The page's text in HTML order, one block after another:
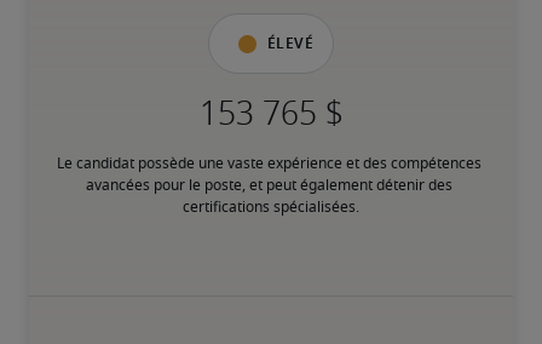
Élevé
Le candidat possède une vaste expérience et des compétences
avancées pour le poste, et peut également détenir des
certifications spécialisées.